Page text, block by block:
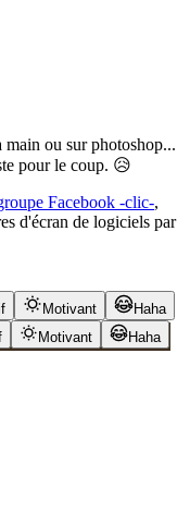
main ou sur photoshop...
pour le coup. 😥
Facebook -clic-,
d'écran de logiciels par
Motivant
Haha
Motivant
Haha